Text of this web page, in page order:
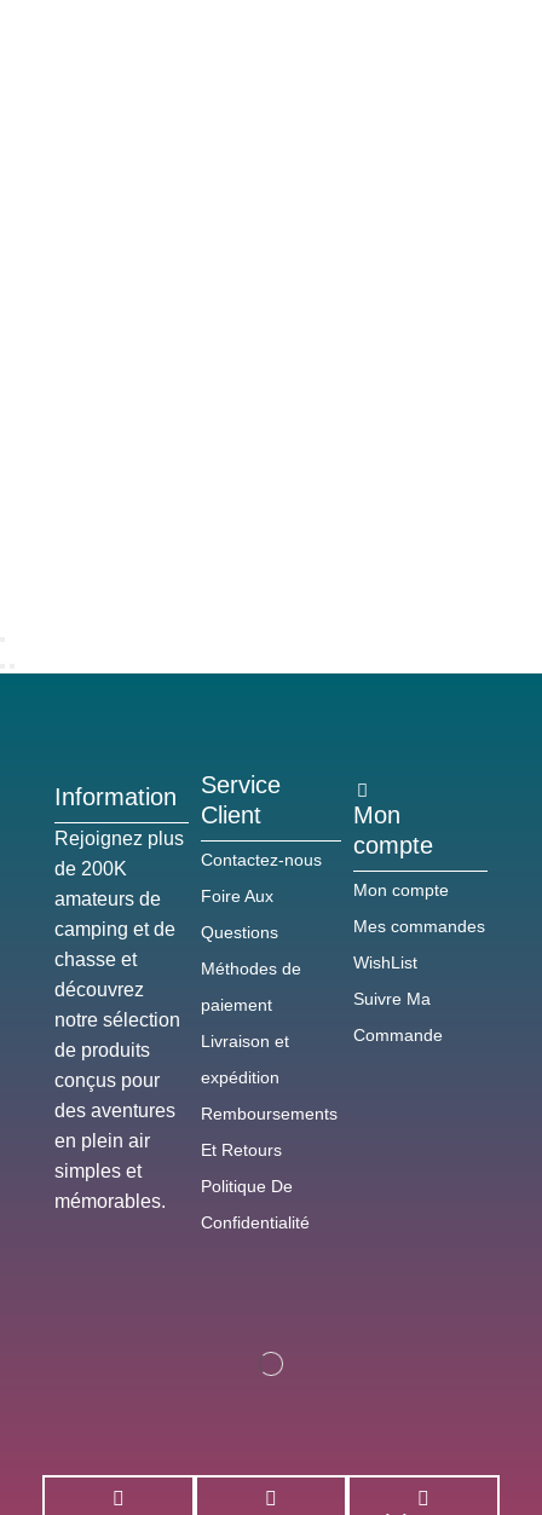
Information
Rejoignez plus
de 200K
amateurs de
camping et de
chasse et
découvrez
notre sélection
de produits
conçus pour
des aventures
en plein air
simples et
mémorables.
Service
Client
Contactez-nous
Foire Aux
Questions
Méthodes de
paiement
Livraison et
expédition
Remboursements
Et Retours
Politique De
Confidentialité
Mon
compte
Mon compte
Mes commandes
WishList
Suivre Ma
Commande